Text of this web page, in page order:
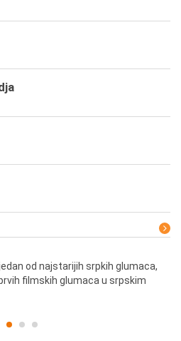
od najstarijih srpkih glumaca,
filmskih glumaca u srpskim